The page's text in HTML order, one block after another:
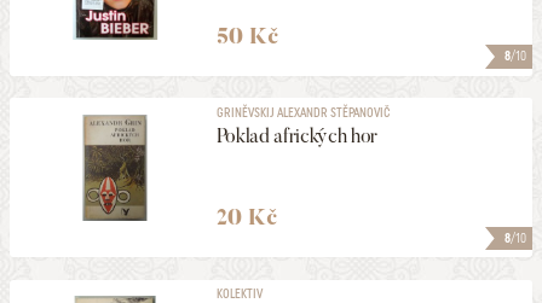
8/10
50 Kč
8/10
GRINĚVSKIJ ALEXANDR STĚPANOVIČ
Poklad afrických hor
20 Kč
KOLEKTIV